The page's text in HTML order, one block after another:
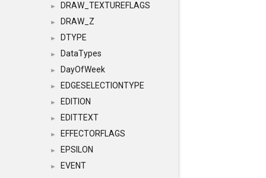
► DRAW_TEXTUREFLAGS
► DRAW_Z
► DTYPE
► DataTypes
► DayOfWeek
► EDGESELECTIONTYPE
► EDITION
► EDITTEXT
► EFFECTORFLAGS
► EPSILON
►
EVENT